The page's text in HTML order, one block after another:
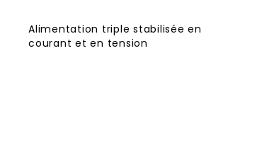
Alimentation triple stabilisée en
courant et en tension